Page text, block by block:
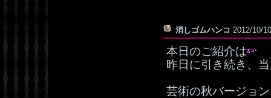
消しゴムハンコ 2012/10/
本日のご紹介は
昨日に引き続き、
芸術の秋バージョ